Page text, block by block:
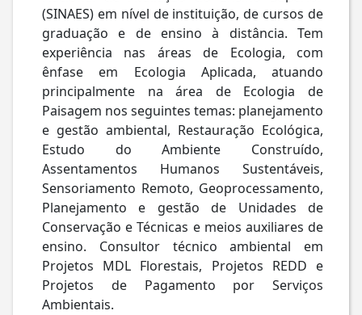
(SINAES) em nível de instituição, de cursos de
graduação e de ensino à distância. Tem
experiência nas áreas de Ecologia, com
ênfase em Ecologia Aplicada, atuando
principalmente na área de Ecologia de
Paisagem nos seguintes temas: planejamento
e gestão ambiental, Restauração Ecológica,
Estudo do Ambiente Construído,
Assentamentos Humanos Sustentáveis,
Sensoriamento Remoto, Geoprocessamento,
Planejamento e gestão de Unidades de
Conservação e Técnicas e meios auxiliares de
ensino. Consultor técnico ambiental em
Projetos MDL Florestais, Projetos REDD e
Projetos de Pagamento por Serviços
Ambientais.